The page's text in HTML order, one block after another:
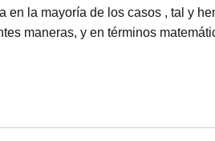
en la mayoría de los casos , tal y
maneras, y en términos